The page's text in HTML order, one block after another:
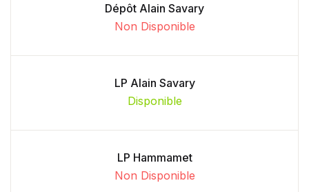
Dépôt Alain Savary
Non Disponible
LP Alain Savary
Disponible
LP Hammamet
Non Disponible